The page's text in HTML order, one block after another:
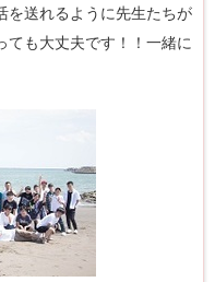
を送れるように先生たちが
ても大丈夫です！！一緒に